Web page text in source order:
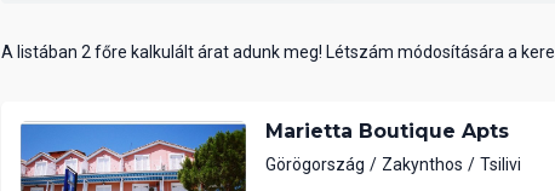
A listában 2 főre kalkulált árat adunk meg! Létszám módosítására a
Marietta Boutique Apts
Görögország Zakynthos Tsilivi